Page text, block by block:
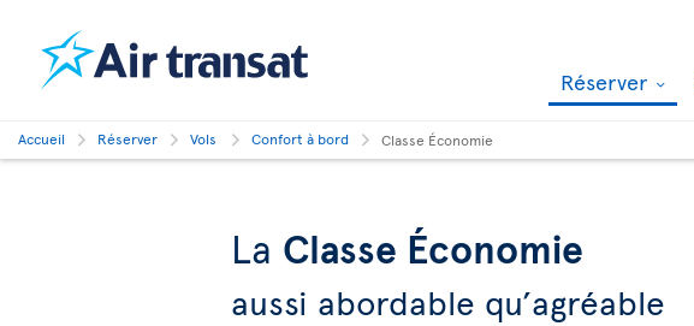
Réserver
Accueil Réserver Vols Confort à bord Classe Économie
La Classe Économie
aussi abordable qu’agréable